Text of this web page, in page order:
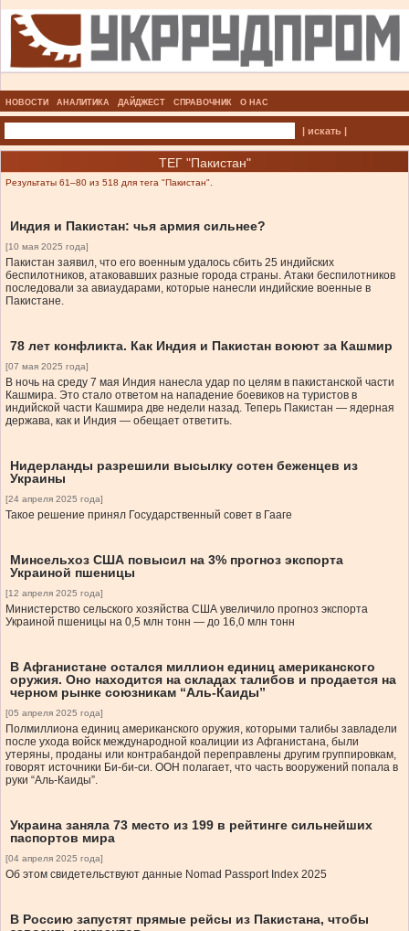
НОВОСТИ АНАЛИТИКА ДАЙДЖЕСТ СПРАВОЧНИК О НАС
| искать |
ТЕГ "Пакистан"
Результаты 61–80 из 518 для тега "Пакистан".
Индия и Пакистан: чья армия сильнее?
[10 мая 2025 года]
Пакистан заявил, что его военным удалось сбить 25 индийских
беспилотников, атаковавших разные города страны. Атаки беспилотников
последовали за авиаударами, которые нанесли индийские военные в
Пакистане.
78 лет конфликта. Как Индия и Пакистан воюют за Кашмир
[07 мая 2025 года]
В ночь на среду 7 мая Индия нанесла удар по целям в пакистанской части
Кашмира. Это стало ответом на нападение боевиков на туристов в
индийской части Кашмира две недели назад. Теперь Пакистан — ядерная
держава, как и Индия — обещает ответить.
Нидерланды разрешили высылку сотен беженцев из
Украины
[24 апреля 2025 года]
Такое решение принял Государственный совет в Гааге
Минсельхоз США повысил на 3% прогноз экспорта
Украиной пшеницы
[12 апреля 2025 года]
Министерство сельского хозяйства США увеличило прогноз экспорта
Украиной пшеницы на 0,5 млн тонн — до 16,0 млн тонн
В Афганистане остался миллион единиц американского
оружия. Оно находится на складах талибов и продается на
черном рынке союзникам “Аль-Каиды”
[05 апреля 2025 года]
Полмиллиона единиц американского оружия, которыми талибы завладели
после ухода войск международной коалиции из Афганистана, были
утеряны, проданы или контрабандой переправлены другим группировкам,
говорят источники Би-би-си. ООН полагает, что часть вооружений попала в
руки “Аль-Каиды”.
Украина заняла 73 место из 199 в рейтинге сильнейших
паспортов мира
[04 апреля 2025 года]
Об этом свидетельствуют данные Nomad Passport Index 2025
В Россию запустят прямые рейсы из Пакистана, чтобы